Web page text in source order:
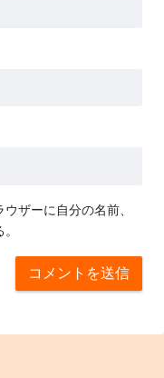
ザーに自分の名前、